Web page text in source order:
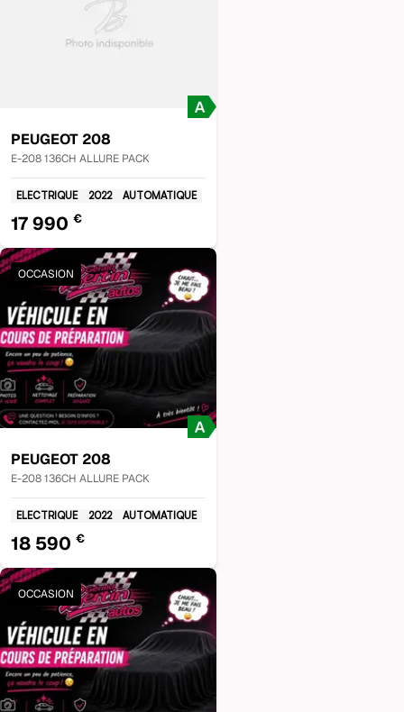
PEUGEOT 208
E-208 136CH ALLURE PACK
ELECTRIQUE 2022 AUTOMATIQUE
17 990 €
OCCASION
PEUGEOT 208
E-208 136CH ALLURE PACK
ELECTRIQUE 2022 AUTOMATIQUE
18 590 €
OCCASION